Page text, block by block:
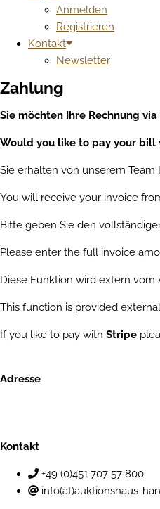
Anmelden
Registrieren
Kontakt
Newsletter
Zahlung
Sie möchten Ihre Rechnung
Would you like to pay your bill
Sie erhalten von unserem
You will receive your invoice
Bitte geben Sie den
Please enter the full invoice
Diese Funktion wird extern vom
This function is provided
If you like to pay with Stripe
Adresse
Kontakt
+49 (0)451 707 57 800
info(at)auktionshaus-